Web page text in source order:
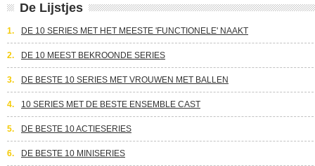
De Lijstjes
1. DE 10 SERIES MET HET MEESTE 'FUNCTIONELE' NAAKT
2. DE 10 MEEST BEKROONDE SERIES
3. DE BESTE 10 SERIES MET VROUWEN MET BALLEN
4. 10 SERIES MET DE BESTE ENSEMBLE CAST
5. DE BESTE 10 ACTIESERIES
6. DE BESTE 10 MINISERIES